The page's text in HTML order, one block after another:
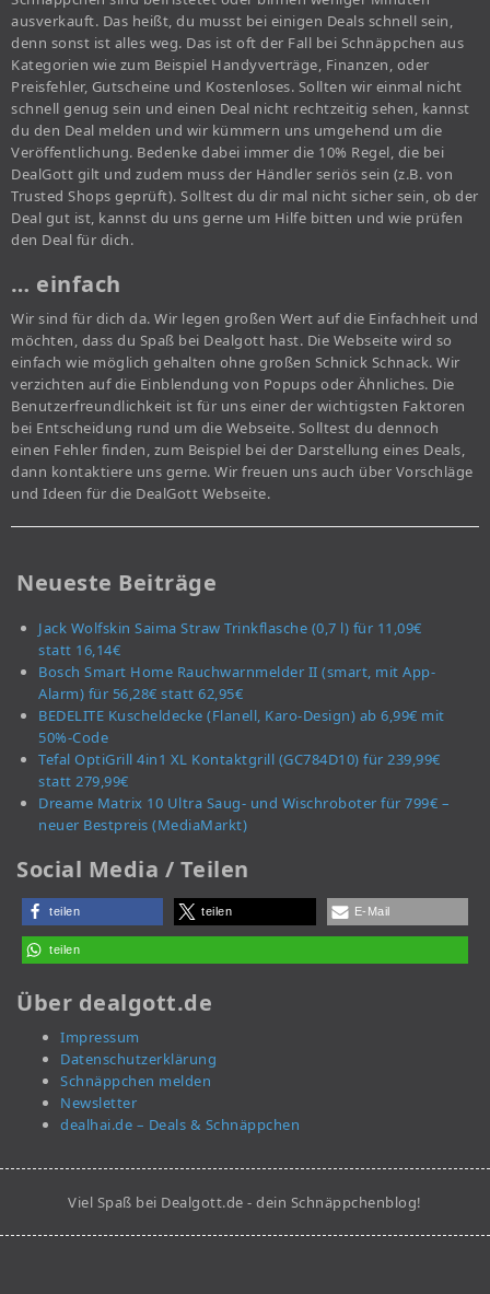
ausverkauft. Das heißt, du musst bei einigen Deals schnell sein,
denn sonst ist alles weg. Das ist oft der Fall bei Schnäppchen aus
Kategorien wie zum Beispiel Handyverträge, Finanzen, oder
Preisfehler, Gutscheine und Kostenloses. Sollten wir einmal nicht
schnell genug sein und einen Deal nicht rechtzeitig sehen, kannst
du den Deal melden und wir kümmern uns umgehend um die
Veröffentlichung. Bedenke dabei immer die 10% Regel, die bei
DealGott gilt und zudem muss der Händler seriös sein (z.B. von
Trusted Shops geprüft). Solltest du dir mal nicht sicher sein, ob der
Deal gut ist, kannst du uns gerne um Hilfe bitten und wie prüfen
den Deal für dich.
… einfach
Wir sind für dich da. Wir legen großen Wert auf die Einfachheit und
möchten, dass du Spaß bei Dealgott hast. Die Webseite wird so
einfach wie möglich gehalten ohne großen Schnick Schnack. Wir
verzichten auf die Einblendung von Popups oder Ähnliches. Die
Benutzerfreundlichkeit ist für uns einer der wichtigsten Faktoren
bei Entscheidung rund um die Webseite. Solltest du dennoch
einen Fehler finden, zum Beispiel bei der Darstellung eines Deals,
dann kontaktiere uns gerne. Wir freuen uns auch über Vorschläge
und Ideen für die DealGott Webseite.
Neueste Beiträge
Jack Wolfskin Saima Straw Trinkflasche (0,7 l) für 11,09€
statt 16,14€
Bosch Smart Home Rauchwarnmelder II (smart, mit App-
Alarm) für 56,28€ statt 62,95€
BEDELITE Kuscheldecke (Flanell, Karo-Design) ab 6,99€ mit
50%-Code
Tefal OptiGrill 4in1 XL Kontaktgrill (GC784D10) für 239,99€
statt 279,99€
Dreame Matrix 10 Ultra Saug- und Wischroboter für 799€ –
neuer Bestpreis (MediaMarkt)
Social Media / Teilen
teilen teilen E-Mail
teilen
Über dealgott.de
Impressum
Datenschutzerklärung
Schnäppchen melden
Newsletter
dealhai.de – Deals & Schnäppchen
Viel Spaß bei Dealgott.de - dein Schnäppchenblog!